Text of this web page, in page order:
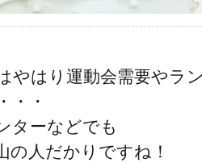
やはり運動会需要やラ
・・
ターなどでも
の人だかりですね！